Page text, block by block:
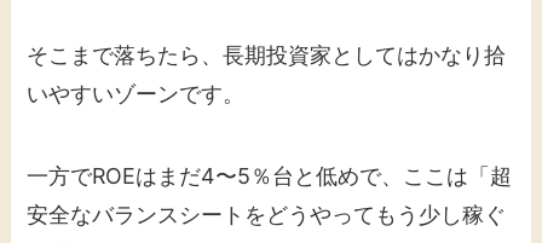
そこまで落ちたら、長期投資家としてはかなり拾
いやすいゾーンです。
一方でROEはまだ4〜5％台と低めで、ここは「超
安全なバランスシートをどうやってもう少し稼ぐ